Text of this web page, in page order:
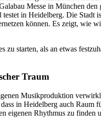
Messe in München
in Heidelberg. Die Stadt
können. Es zeigt, wie
zu starten, als an etwas
Traum
Musikproduktion
in Heidelberg auch Raum
eigenen Rhythmus zu finden